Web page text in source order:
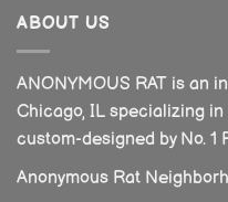
ABOUT US
ANONYMOUS RAT is an
Chicago, IL specializing
custom-designed by No. 1
Anonymous Rat